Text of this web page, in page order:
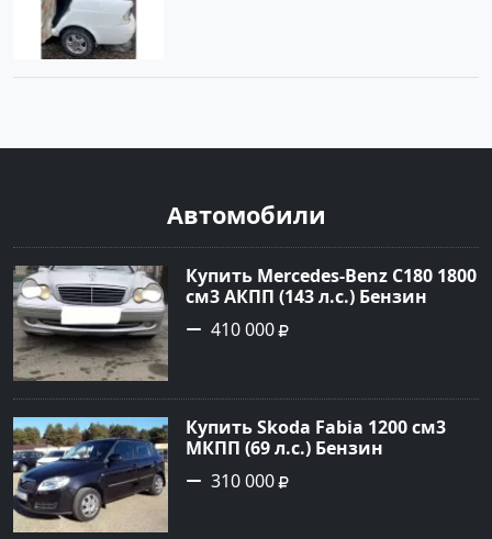
Автомобили
Купить Mercedes-Benz C180 1800
см3 АКПП (143 л.с.) Бензин
инжектор в Тимашевск : цвет
Серебряный Седан 2006 года по
Авторынок23
410 000
Купить Skoda Fabia 1200 см3
МКПП (69 л.с.) Бензин
инжектор в Кропоткин: цвет
черный Хетчбэк 2010 года по
310 000